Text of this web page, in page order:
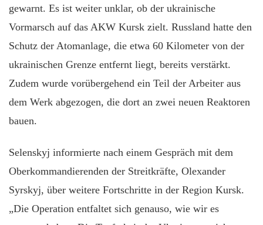
gewarnt. Es ist weiter unklar, ob der ukrainische
Vormarsch auf das AKW Kursk zielt. Russland hatte den
Schutz der Atomanlage, die etwa 60 Kilometer von der
ukrainischen Grenze entfernt liegt, bereits verstärkt.
Zudem wurde vorübergehend ein Teil der Arbeiter aus
dem Werk abgezogen, die dort an zwei neuen Reaktoren
bauen.
Selenskyj informierte nach einem Gespräch mit dem
Oberkommandierenden der Streitkräfte, Olexander
Syrskyj, über weitere Fortschritte in der Region Kursk.
„Die Operation entfaltet sich genauso, wie wir es